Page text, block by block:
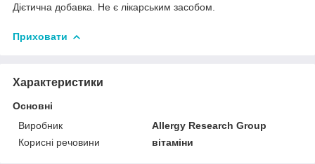
Дієтична добавка. Не є лікарським засобом.
Приховати
Характеристики
Основні
Виробник
Allergy Research Group
Корисні речовини
вітаміни